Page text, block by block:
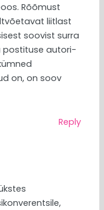
Rõõmust
liitlast
soovist surra
postituse autori-
on, on soov
Reply